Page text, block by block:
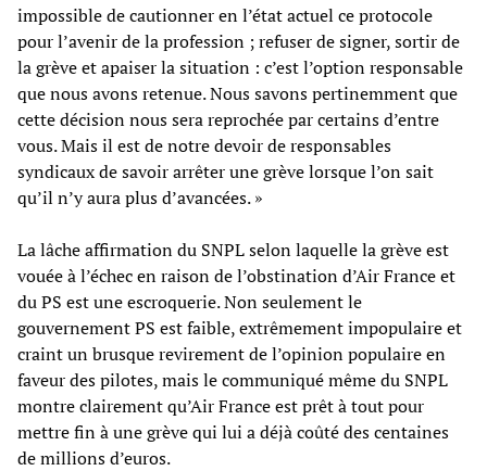
impossible de cautionner en l’état actuel ce protocole
pour l’avenir de la profession ; refuser de signer, sortir de
la grève et apaiser la situation : c’est l’option responsable
que nous avons retenue. Nous savons pertinemment que
cette décision nous sera reprochée par certains d’entre
vous. Mais il est de notre devoir de responsables
syndicaux de savoir arrêter une grève lorsque l’on sait
qu’il n’y aura plus d’avancées. »
La lâche affirmation du SNPL selon laquelle la grève est
vouée à l’échec en raison de l’obstination d’Air France et
du PS est une escroquerie. Non seulement le
gouvernement PS est faible, extrêmement impopulaire et
craint un brusque revirement de l’opinion populaire en
faveur des pilotes, mais le communiqué même du SNPL
montre clairement qu’Air France est prêt à tout pour
mettre fin à une grève qui lui a déjà coûté des centaines
de millions d’euros.